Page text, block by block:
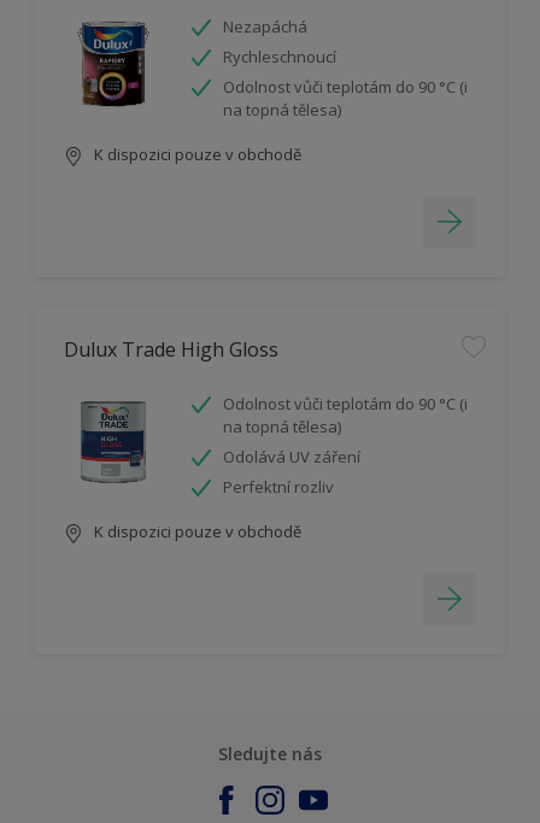
Nezapáchá
Rychleschnoucí
Odolnost vůči teplotám do 90 °C (i
na topná tělesa)
K dispozici pouze v obchodě
Dulux Trade High Gloss
Odolnost vůči teplotám do 90 °C (i
na topná tělesa)
Odolává UV záření
Perfektní rozliv
K dispozici pouze v obchodě
Sledujte nás